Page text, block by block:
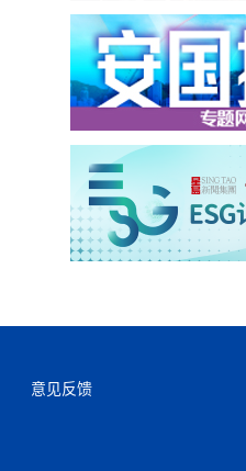
意见反馈